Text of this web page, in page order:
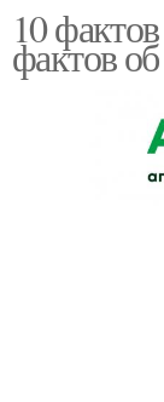
10
фактов